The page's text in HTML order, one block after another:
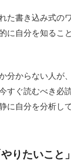
た書き込み式の
に自分を知るこ
分からない人が
すぐ読むべき必
に自分を分析し
りたいこと